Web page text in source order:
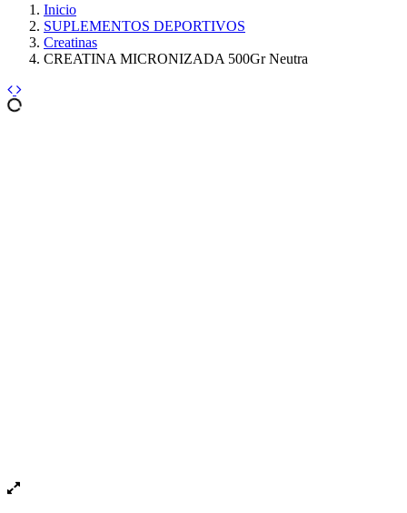
Inicio
SUPLEMENTOS DEPORTIVOS
Creatinas
CREATINA MICRONIZADA 500Gr Neutra